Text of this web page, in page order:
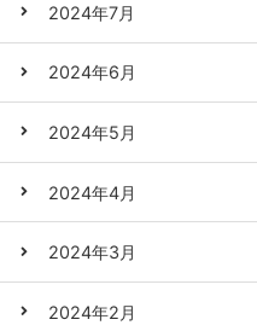
2024年7月
2024年6月
2024年5月
2024年4月
2024年3月
2024年2月